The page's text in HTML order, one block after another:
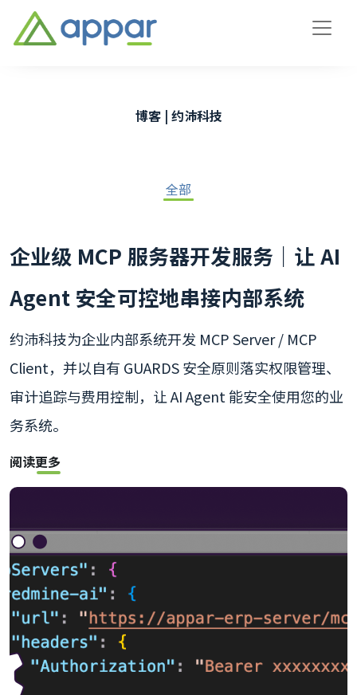
博客 | 约沛科技
全部
企业级 MCP 服务器开发服务｜让 AI
Agent 安全可控地串接内部系统
约沛科技为企业内部系统开发 MCP Server / MCP
Client，并以自有 GUARDS 安全原则落实权限管理、
审计追踪与费用控制，让 AI Agent 能安全使用您的业
务系统。
阅读更多